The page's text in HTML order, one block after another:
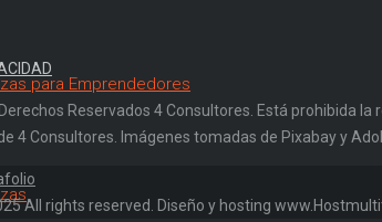
para Emprendedores
Reservados 4 Consultores. Está prohibida
4 Consultores. Imágenes tomadas de Pixabay y
All rights reserved. Diseño y hosting